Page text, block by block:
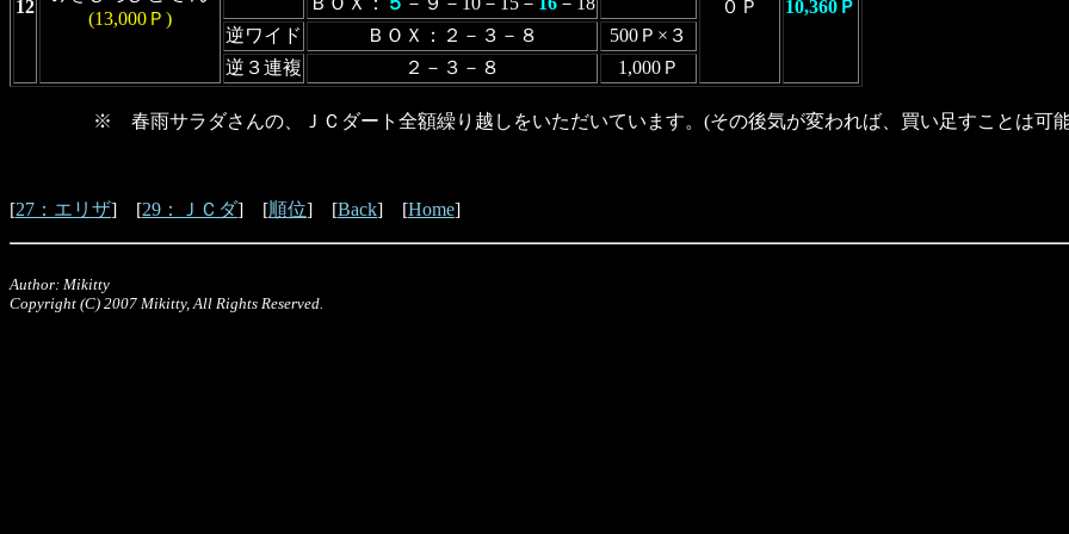
12
(13,000Ｐ)
０Ｐ 10,360Ｐ
逆ワイド ＢＯＸ：２－３－８
500Ｐ×３
逆３連複
２－３－８ 1,000Ｐ
※ 春雨サラダさんの、ＪＣダート全額繰り越しをいただいています。(その後気が変われば、買い足すことは可
[27：エリザ] [29：ＪＣダ] [順位] [Back] [Home]
Author: Mikitty
Copyright (C) 2007 Mikitty, All Rights Reserved.